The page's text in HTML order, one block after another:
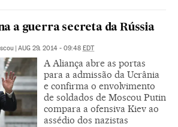
a guerra secreta da Rússia
| AUG 29, 2014 - 09:48 EDT
A Aliança abre as portas
para a admissão da Ucrânia
e confirma o envolvimento
de soldados de Moscou Putin
compara a ofensiva Kiev ao
assédio dos nazistas